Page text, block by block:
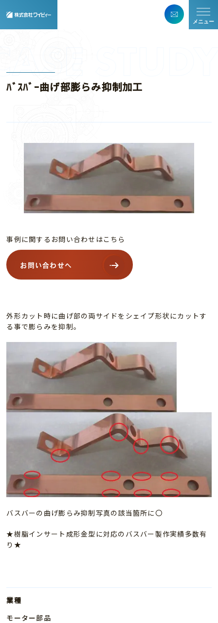
メニュー
ﾊﾞｽﾊﾞｰ曲げ部膨らみ抑制加工
事例に関するお問い合わせはこちら
お問い合わせへ
外形カット時に曲げ部の両サイドをシェイプ形状にカットす
る事で膨らみを抑制。
バスバーの曲げ膨らみ抑制写真の該当箇所に〇
★樹脂インサート成形金型に対応のバスバー製作実績多数有
り★
業種
モーター部品